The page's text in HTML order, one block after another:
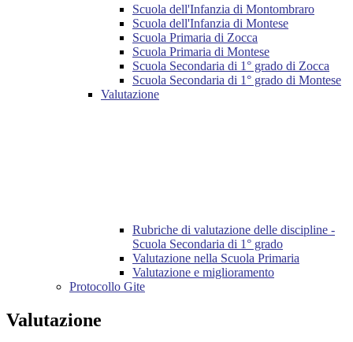
Scuola dell'Infanzia di Montombraro
Scuola dell'Infanzia di Montese
Scuola Primaria di Zocca
Scuola Primaria di Montese
Scuola Secondaria di 1° grado di Zocca
Scuola Secondaria di 1° grado di Montese
Valutazione
Rubriche di valutazione delle discipline -
Scuola Secondaria di 1° grado
Valutazione nella Scuola Primaria
Valutazione e miglioramento
Protocollo Gite
Valutazione